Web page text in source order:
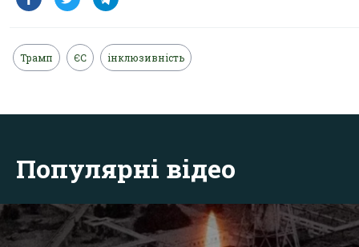
Трамп ЄС інклюзивність
Популярні відео